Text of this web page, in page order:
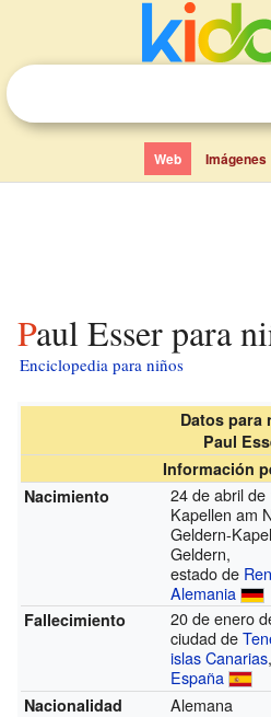
Web Imágenes
Paul Esser para
Enciclopedia para niños
Datos para
Paul
Información
Nacimiento
24 de abril de
Kapellen am
Geldern-
Geldern,
estado de
Alemania
Fallecimiento
20 de enero
ciudad de
islas Canarias,
España
Nacionalidad Alemana